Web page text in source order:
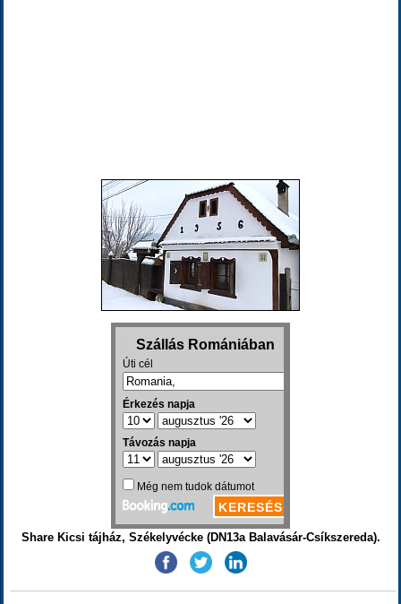
Share Kicsi tájház, Székelyvécke (DN13a Balavásár-Csíkszereda).